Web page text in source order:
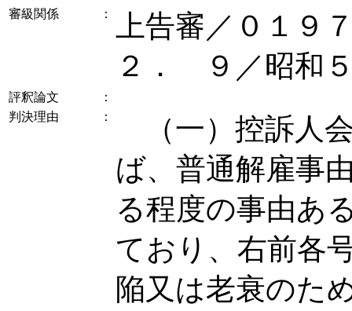
審級関係 ：
上告審／０１
２． ９／昭和
評釈論文
：
判決理由
：
（一）控訴人
ば、普通解雇事
る程度の事由あ
ており、右前各
陥又は老衰のた